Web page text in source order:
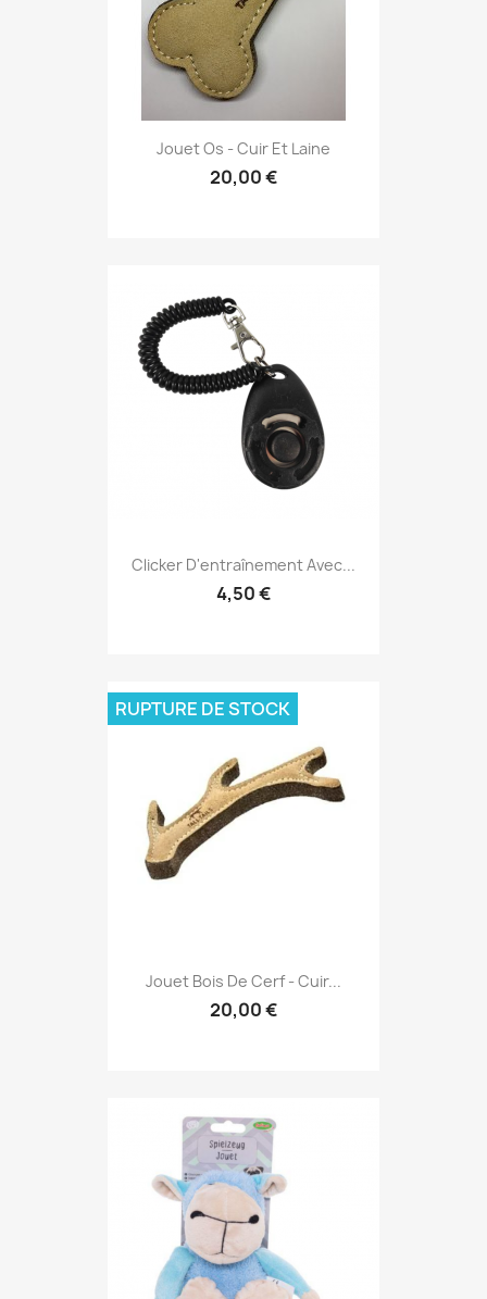
Jouet Os - Cuir Et Laine
20,00 €
Clicker D'entraînement Avec...
4,50 €
Jouet Bois De Cerf - Cuir...
20,00 €
RUPTURE DE STOCK